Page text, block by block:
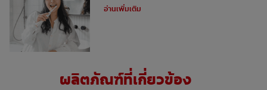
อ่านเพิ่มเติม
ผลิตภัณฑ์ที่เกี่ยวข้อง